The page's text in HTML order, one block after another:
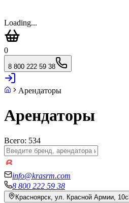
Loading...
0
8 800 222 59 38
Арендаторы
Арендаторы
Всего: 534
info@krasrm.com
8 800 222 59 38
Красноярск, ул. Красной Армии,